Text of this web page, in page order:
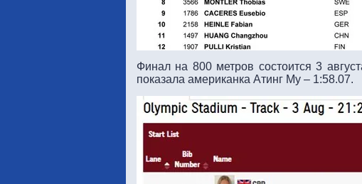
Финал на 800 метров состоится 3
показала американка Атинг Му – 1:58.07.